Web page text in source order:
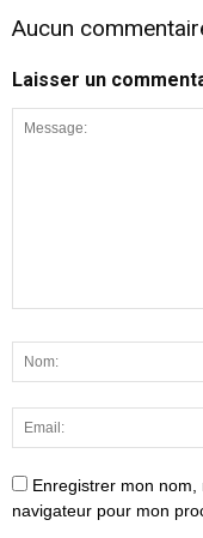
Aucun
Laisser un
Enregistrer mon
navigateur pour mon